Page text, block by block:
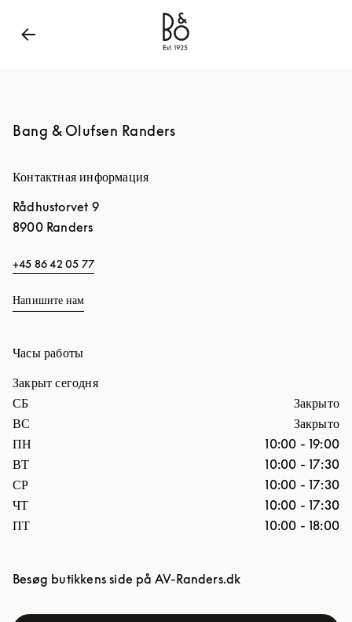
Bang & Olufsen - Exist to Create
Bang & Olufsen Randers
Контактная информация
Rådhustorvet 9
8900 Randers
+45 86 42 05 77
Напишите нам
Часы работы
Закрыт сегодня
День недели
СБ
Закрыто
ВС
Закрыто
ПН
10:00 - 19:00
ВТ
10:00 - 17:30
СР
10:00 - 17:30
ЧТ
10:00 - 17:30
ПТ
10:00 - 18:00
Besøg butikkens side på AV-Randers.dkLink Opens in New